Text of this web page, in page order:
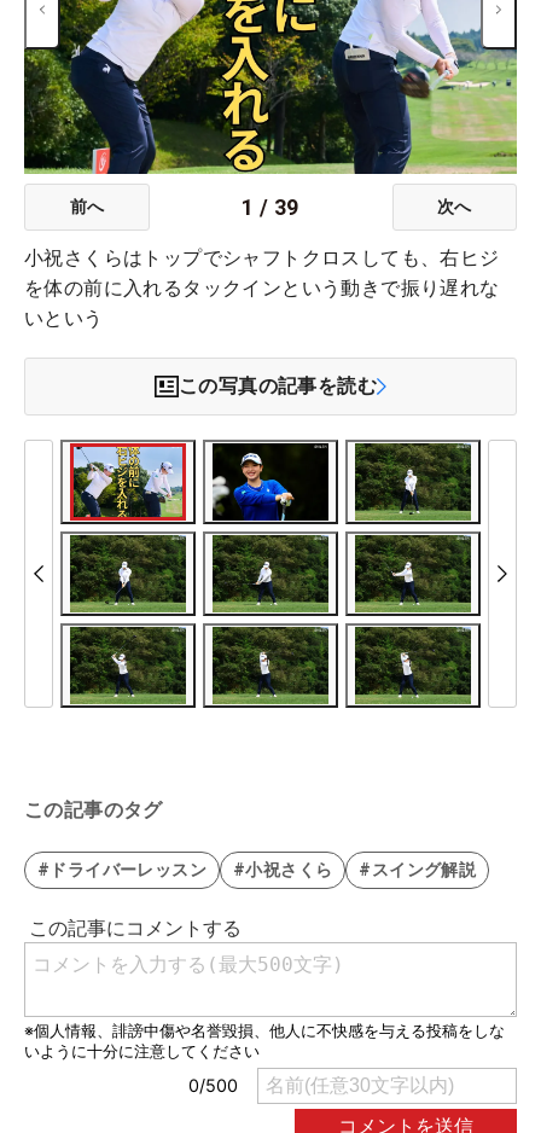
前へ 1 / 39 次へ
小祝さくらはトップでシャフトクロスしても、右ヒジ
を体の前に入れるタックインという動きで振り遅れな
いという
この写真の記事を読む
この記事のタグ
#ドライバーレッスン #小祝さくら #スイング解説